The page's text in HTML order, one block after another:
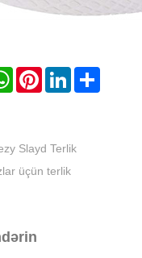
WhatsAppPinterestLinkedInShare
Slayd Terlik
üçün terlik